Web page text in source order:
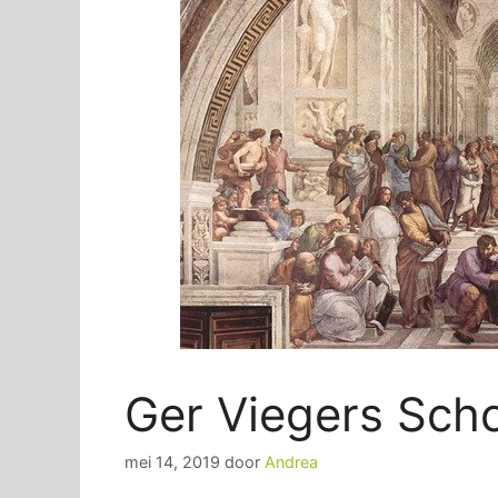
Ger Viegers
mei 14, 2019 door Andrea